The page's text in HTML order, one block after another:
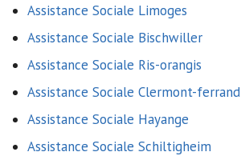
Assistance Sociale Limoges
Assistance Sociale Bischwiller
Assistance Sociale Ris-orangis
Assistance Sociale Clermont-ferrand
Assistance Sociale Hayange
Assistance Sociale Schiltigheim